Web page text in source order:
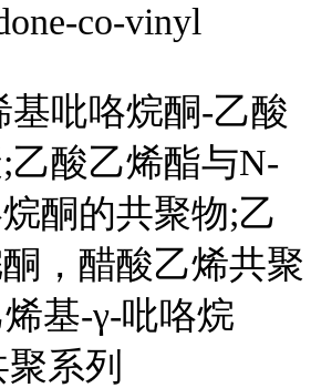
co-vinyl
基吡咯烷酮-乙酸
乙酸乙烯酯与N-
酮的共聚物;乙
，醋酸乙烯共聚
基-γ-吡咯烷
系列